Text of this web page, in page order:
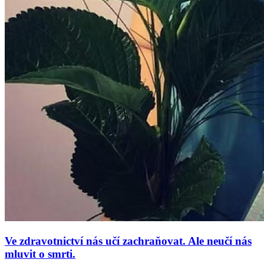
Ve zdravotnictví nás učí zachraňovat. Ale neučí nás
mluvit o smrti.